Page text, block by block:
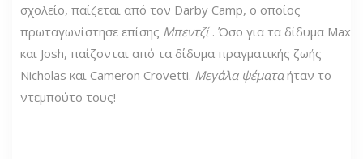
σχολείο, παίζεται από τον Darby Camp, ο οποίος
πρωταγωνίστησε επίσης Μπεντζί. Όσο για τα δίδυμα Max
και Josh, παίζονται από τα δίδυμα πραγματικής ζωής
Nicholas και Cameron Crovetti. Μεγάλα ψέματαήταν το
ντεμπούτο τους!